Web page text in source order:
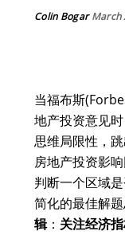
Colin Bogar March
当福布斯
地产投资意见
思维局限性，
房地产投资影
判断一个区域
简化的最佳解题
辑： 关注经济